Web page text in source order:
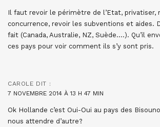
Il faut revoir le périmètre de l’Etat, privatiser,
concurrence, revoir les subventions et aides.
fait (Canada, Australie, NZ, Suède….). Qu’il
ces pays pour voir comment ils s’y sont pris.
CAROLE DIT :
7 NOVEMBRE 2014 À 13 H 47 MIN
Ok Hollande c’est Oui-Oui au pays des
nous attendre d’autre?